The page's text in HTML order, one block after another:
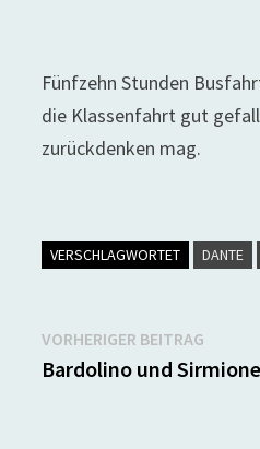
Fünfzehn Stunden
die Klassenfahrt gut
zurückdenken mag.
VERSCHLAGWORTET DANTE
VORHERIGER BEITRAG
Beitrag:
Bardolino und Sirmione